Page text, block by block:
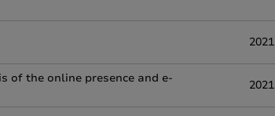
2021
of the online presence and e-
2021